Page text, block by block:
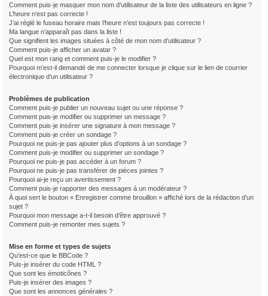
Comment puis-je masquer mon nom d’utilisateur de la liste des utilisateurs en ligne ?
L’heure n’est pas correcte !
J’ai réglé le fuseau horaire mais l’heure n’est toujours pas correcte !
Ma langue n’apparaît pas dans la liste !
Que signifient les images situées à côté de mon nom d’utilisateur ?
Comment puis-je afficher un avatar ?
Quel est mon rang et comment puis-je le modifier ?
Pourquoi m’est-il demandé de me connecter lorsque je clique sur le lien de courrier
électronique d’un utilisateur ?
Problèmes de publication
Comment puis-je publier un nouveau sujet ou une réponse ?
Comment puis-je modifier ou supprimer un message ?
Comment puis-je insérer une signature à mon message ?
Comment puis-je créer un sondage ?
Pourquoi ne puis-je pas ajouter plus d’options à un sondage ?
Comment puis-je modifier ou supprimer un sondage ?
Pourquoi ne puis-je pas accéder à un forum ?
Pourquoi ne puis-je pas transférer de pièces jointes ?
Pourquoi ai-je reçu un avertissement ?
Comment puis-je rapporter des messages à un modérateur ?
À quoi sert le bouton « Enregistrer comme brouillon » affiché lors de la rédaction d’un
sujet ?
Pourquoi mon message a-t-il besoin d’être approuvé ?
Comment puis-je remonter mes sujets ?
Mise en forme et types de sujets
Qu’est-ce que le BBCode ?
Puis-je insérer du code HTML ?
Que sont les émoticônes ?
Puis-je insérer des images ?
Que sont les annonces générales ?